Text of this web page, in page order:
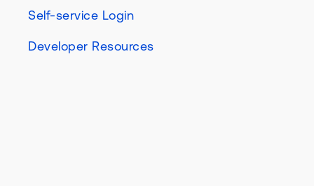
Self-service Login
Developer Resources